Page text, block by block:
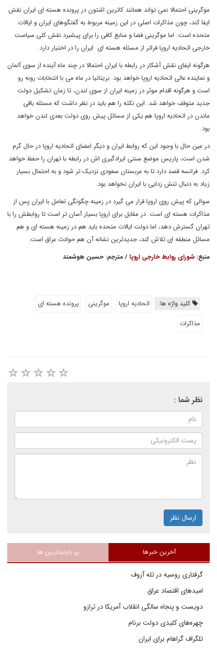
موگرینی احتمالا نمی تواند همانند کاترین اشتون در پرونده هسته ای ایران نقش
ایفا کند، چون مذاکرات اصلی در این زمینه مربوط به گفتگوهای ایران و ایالات
متحده است. اما موگرینی فضا و منابع کافی را برای پیشبرد نقش کلی سیاست
خارجی اتحادیه اروپا فراتر از مسئله هسته ای ایران را در اختیار دارد.
هرگونه ایفای نقش آشکار در رابطه با ایران احتمالا در چند ماه آینده از سوی آلمان
و نماینده عالی اتحادیه اروپا خواهد بود. بریتانیا در ماه می با انتخابات روبه رو
است و هرگونه اقدام موثر در زمینه ایران از سوی لندن، تا زمان تشکیل دولت
جدید متوقف خواهد شد. این نکته را هم باید در نظر داشت که مسئله باقی
ماندن در اتحادیه اروپا هم یکی از مسائل پیش روی دولت بعدی لندن خواهد
بود.
در عین حال با وجود این که روابط ایران و دیگر اعضای اتحادیه اروپا در حال گرم
شدن است، پاریس موضع سنتی ایرادگیری اش در رابطه با تهران را حفظ خواهد
کرد. فرانسه قصد دارد تا به عربستان سعودی نزدیک تر شود و به احتمال بسیار
زیاد به دنبال تنش زدایی با ایران نخواهد بود.
سوالی که پیش روی اروپا قرار می گیرد در زمینه چگونگی تعامل با ایران پس از
مذاکرات هسته ای است. در مقابل برای اروپا بسیار آسان تر است تا روابطش را با
تهران گسترش دهد، اما دولت ایالات متحده باید هم در زمینه هسته ای و هم
مسائل منطقه ای تلاش کند، جدیدترین نشانه آن هم حوادث عراق است.
منبع: شورای روابط خارجی اروپا/ مترجم: حسین هوشمند
کلید واژه ها: اتحادیه اروپا موگرینی
پرونده هسته ای
مذاکرات
نظر شما :
ارسال نظر
آخرین خبرها پر بازدیدترین ها
گرفتاری روسیه در تله آزوف
امیدهای اقتصاد عراق
دویست و پنجاه سالگی انقلاب آمریکا در ترازو
چهره‌های کلیدی دولت برنام
تلگراف گراهام برای ایران